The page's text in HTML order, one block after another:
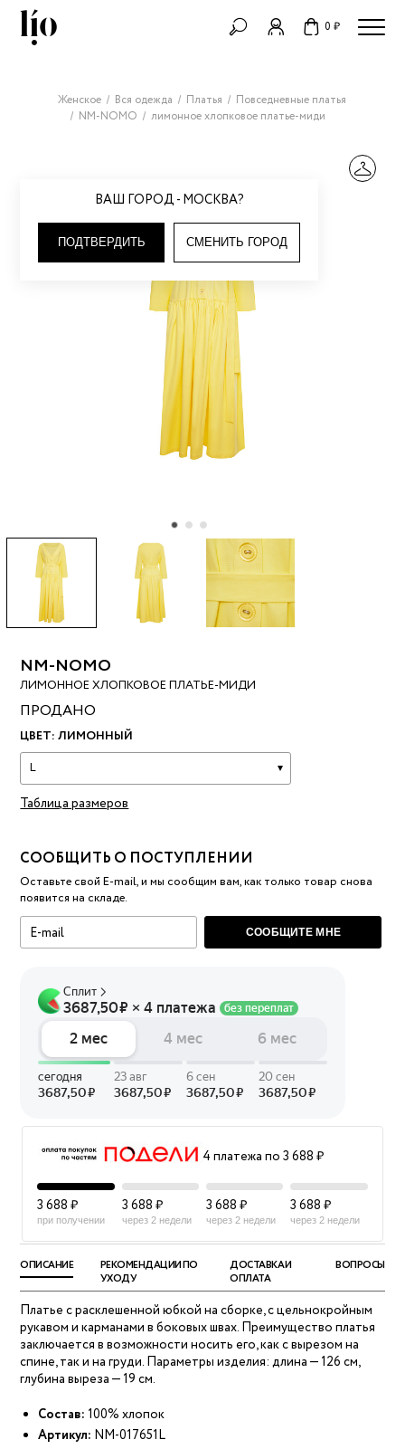
0 ₽
ВАШ ГОРОД - МОСКВА?
ПОДТВЕРДИТЬ СМЕНИТЬ ГОРОД
Женское Вся одежда Платья
Повседневные платья
NM-NOMO
лимонное хлопковое платье-миди
NM-NOMO
ЛИМОННОЕ ХЛОПКОВОЕ ПЛАТЬЕ-МИДИ
ПРОДАНО
ЦВЕТ:ЛИМОННЫЙ
L
Таблица размеров
СООБЩИТЬ О ПОСТУПЛЕНИИ
Оставьте свой E-mail, и мы сообщим вам, как только товар снова
появится на складе.
СООБЩИТЕ МНЕ
4 платежа по 3 688 ₽
3 688 ₽
при получении
3 688 ₽
через 2 недели
3 688 ₽
через 2 недели
3 688 ₽
через 2 недели
ОПИСАНИЕ
РЕКОМЕНДАЦИИ ПО
УХОДУ
ДОСТАВКА И
ОПЛАТА
ВОПРОСЫ
Платье с расклешенной юбкой на сборке, с цельнокройным
рукавом и карманами в боковых швах. Преимущество платья
заключается в возможности носить его, как с вырезом на
спине, так и на груди. Параметры изделия: длина — 126 см,
глубина выреза — 19 см.
Состав: 100% хлопок
Артикул: NM-017651L